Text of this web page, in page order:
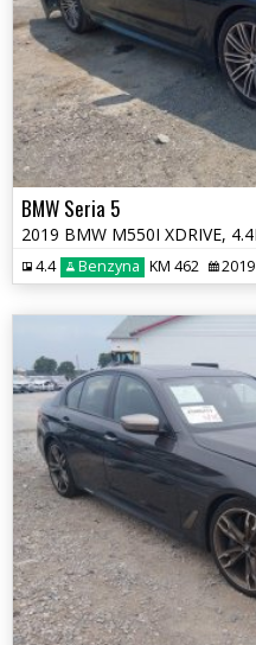
BMW Seria 5
4.4 Benzyna KM 462 2019